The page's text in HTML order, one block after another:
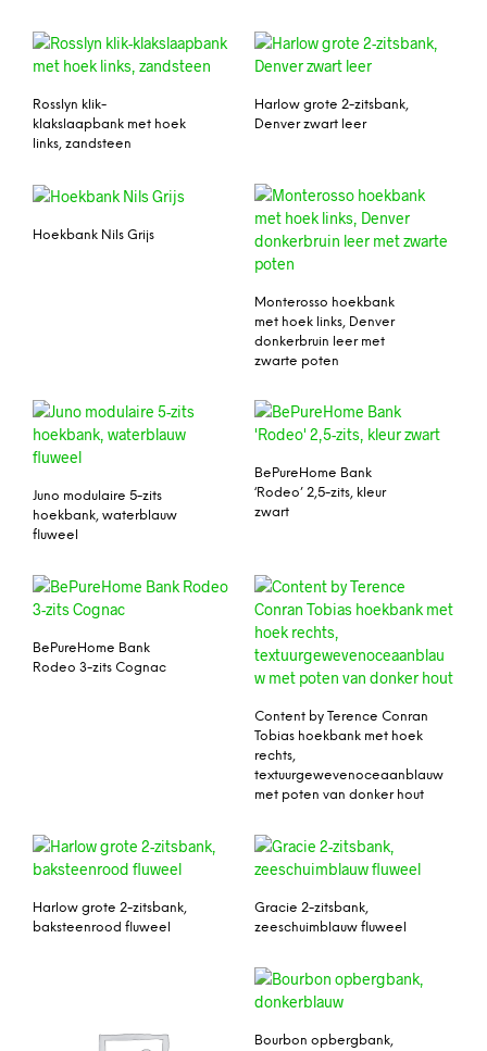
Rosslyn klik-
klakslaapbank met hoek
links, zandsteen
Harlow grote 2-zitsbank,
Denver zwart leer
Hoekbank Nils Grijs
Monterosso hoekbank
met hoek links, Denver
donkerbruin leer met
zwarte poten
Juno modulaire 5-zits
hoekbank, waterblauw
fluweel
BePureHome Bank
‘Rodeo’ 2,5-zits, kleur
zwart
BePureHome Bank
Rodeo 3-zits Cognac
Content by Terence Conran
Tobias hoekbank met hoek
rechts,
textuurgewevenoceaanblauw
met poten van donker hout
Harlow grote 2-zitsbank,
baksteenrood fluweel
Gracie 2-zitsbank,
zeeschuimblauw fluweel
Bourbon opbergbank,